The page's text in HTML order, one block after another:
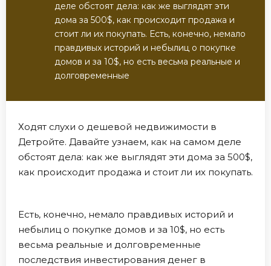
деле обстоят дела: как же выглядят эти
дома за 500$, как происходит продажа и
стоит ли их покупать. Есть, конечно, немало
правдивых историй и небылиц о покупке
домов и за 10$, но есть весьма реальные и
долговременные
Ходят слухи о дешевой недвижимости в
Детройте. Давайте узнаем, как на самом деле
обстоят дела: как же выглядят эти дома за 500$,
как происходит продажа и стоит ли их покупать.
Есть, конечно, немало правдивых историй и
небылиц о покупке домов и за 10$, но есть
весьма реальные и долговременные
последствия инвестирования денег в